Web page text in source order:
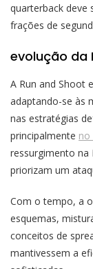
quarterback deve
frações de
evolução da
A Run and Shoot
adaptando-se às
nas estratégias
principalmente no
ressurgimento na
priorizam um
Com o tempo, a
esquemas,
conceitos de
mantivessem a